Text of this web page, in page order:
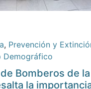
, Prevención y
Demográfico
Bomberos de la
la